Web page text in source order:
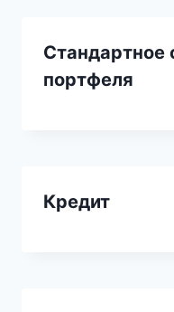
Стандартное
портфеля
Кредит